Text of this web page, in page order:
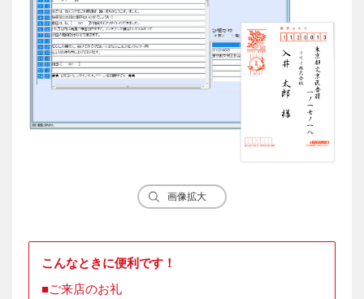
画像拡大
こんなときに便利です！
ご来店のお礼